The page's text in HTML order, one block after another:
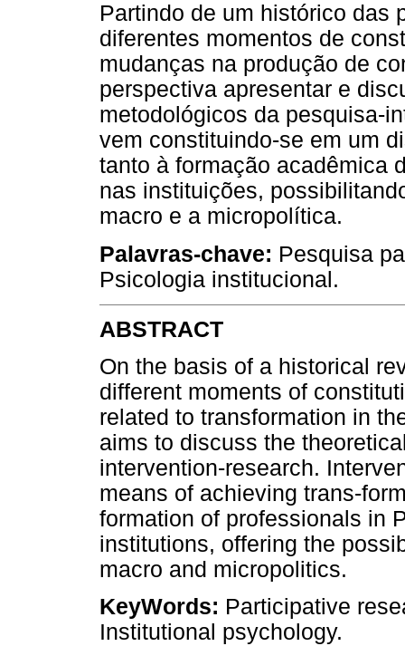
Partindo de um histórico das
diferentes momentos de
mudanças na produção de
perspectiva apresentar e
metodológicos da pesquisa-
vem constituindo-se em um
tanto à formação acadêmica
nas instituições,
macro e a micropolítica.
Palavras-chave: Pesquisa
Psicologia institucional.
ABSTRACT
On the basis of a historical
different moments of
related to transformation in
aims to discuss the
intervention-research.
means of achieving trans-
formation of professionals in
institutions, offering the
macro and micropolitics.
KeyWords: Participative
Institutional psychology.